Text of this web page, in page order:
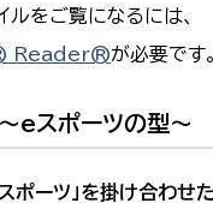
ルをご覧になるには、
Reader®が必要です。
eスポーツの型～
スポーツ」を掛け合わせ